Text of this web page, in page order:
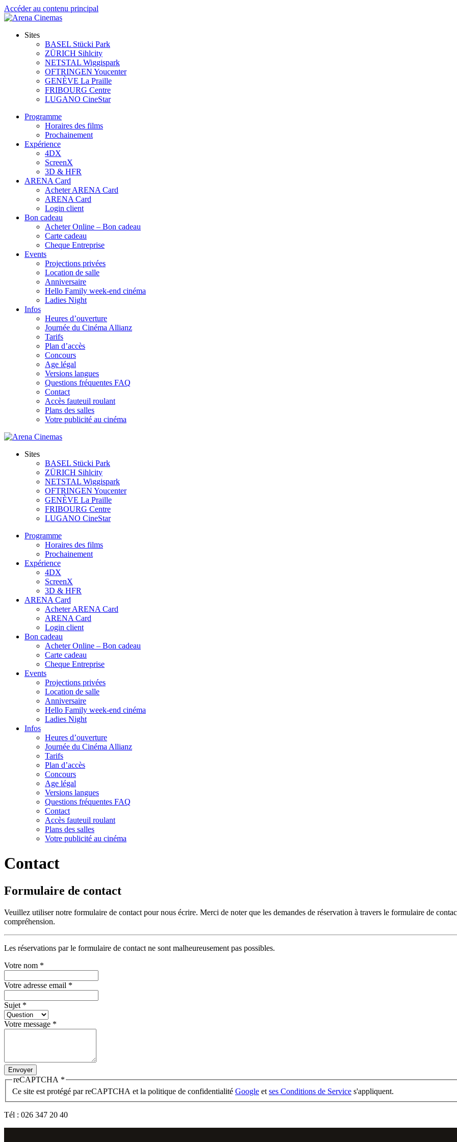
Accéder au contenu principal
Sites
BASEL Stücki Park
ZÜRICH Sihlcity
NETSTAL Wiggispark
OFTRINGEN Youcenter
GENÈVE La Praille
FRIBOURG Centre
LUGANO CineStar
Programme
Horaires des films
Prochainement
Expérience
4DX
ScreenX
3D & HFR
ARENA Card
Acheter ARENA Card
ARENA Card
Login client
Bon cadeau
Acheter Online – Bon cadeau
Carte cadeau
Cheque Entreprise
Events
Projections privées
Location de salle
Anniversaire
Hello Family week-end cinéma
Ladies Night
Infos
Heures d’ouverture
Journée du Cinéma Allianz
Tarifs
Plan d’accès
Concours
Age légal
Versions langues
Questions fréquentes FAQ
Contact
Accès fauteuil roulant
Plans des salles
Votre publicité au cinéma
Sites
BASEL Stücki Park
ZÜRICH Sihlcity
NETSTAL Wiggispark
OFTRINGEN Youcenter
GENÈVE La Praille
FRIBOURG Centre
LUGANO CineStar
Programme
Horaires des films
Prochainement
Expérience
4DX
ScreenX
3D & HFR
ARENA Card
Acheter ARENA Card
ARENA Card
Login client
Bon cadeau
Acheter Online – Bon cadeau
Carte cadeau
Cheque Entreprise
Events
Projections privées
Location de salle
Anniversaire
Hello Family week-end cinéma
Ladies Night
Infos
Heures d’ouverture
Journée du Cinéma Allianz
Tarifs
Plan d’accès
Concours
Age légal
Versions langues
Questions fréquentes FAQ
Contact
Accès fauteuil roulant
Plans des salles
Votre publicité au cinéma
Contact
Formulaire de contact
Veuillez utiliser notre formulaire de contact pour nous écrire. Merci de noter que les demandes de réservation à travers le formulaire de
compréhension.
Les réservations par le formulaire de contact ne sont malheureusement pas possibles.
Votre nom *
Votre adresse email *
Sujet *
Votre message *
Envoyer
reCAPTCHA *
Ce site est protégé par reCAPTCHA et la politique de confidentialité Google et ses Conditions de Service s'appliquent.
Tél : 026 347 20 40